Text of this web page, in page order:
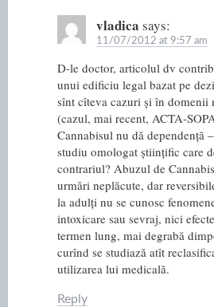
vladica says:
11/07/2012 at 9:57 am
D-le doctor, articolul dv
unui edificiu legal bazat pe
sînt cîteva cazuri și în domenii
(cazul, mai recent, ACTA-
Cannabisul nu dă dependență
studiu omologat științific care
contrariul? Abuzul de
urmări neplăcute, dar
la adulți nu se cunosc
intoxicare sau sevraj, nici
termen lung, mai degrabă
curînd se studiază atît
utilizarea lui medicală.
Reply